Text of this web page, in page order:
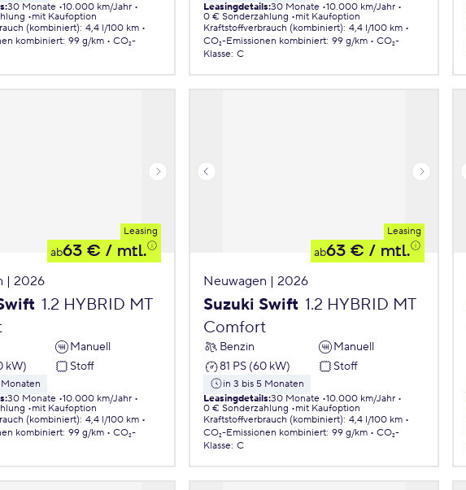
:30 Monate 10.000 km/Jahr
mit Kaufoption
(kombiniert): 4,4 l/100 km
kombiniert: 99 g/km
CO₂-
Leasingdetails:30 Monate 10.000 km/Jahr
0 € Sonderzahlung
mit Kaufoption
Kraftstoffverbrauch (kombiniert): 4,4 l/100 km
CO₂-Emissionen kombiniert: 99 g/km
CO₂-
Klasse: C
Leasing
ab63 € / mtl.
| 2026
1.2 HYBRID MT
Manuell
kW)
Stoff
:30 Monate 10.000 km/Jahr
mit Kaufoption
(kombiniert): 4,4 l/100 km
kombiniert: 99 g/km
CO₂-
Leasing
ab63 € / mtl.
Neuwagen | 2026
Suzuki Swift 1.2 HYBRID MT
Comfort
Benzin
Manuell
81 PS (60 kW)
Stoff
in 3 bis 5 Monaten
Leasingdetails:30 Monate 10.000 km/Jahr
0 € Sonderzahlung
mit Kaufoption
Kraftstoffverbrauch (kombiniert): 4,4 l/100 km
CO₂-Emissionen kombiniert: 99 g/km
CO₂-
Klasse: C